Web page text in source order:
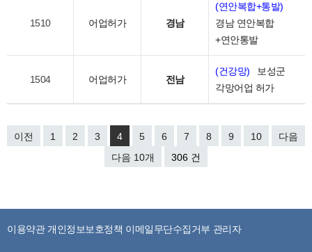
1510 어업허가 경남
(연안복합+통발)
경남 연안복합
+연안통발
1504 어업허가 전남
(건강망)
보성군
각망어업 허가
이전 1 2 3 4 5 6 7 8 9 10
다음
다음 10개
306 건
이용약관 개인정보보호정책 이메일무단수집거부 관리자